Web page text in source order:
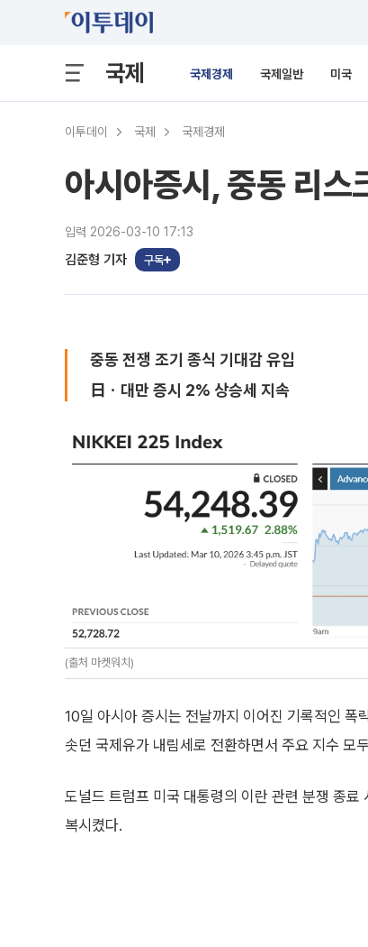
국제 국제경제 국제일반 미국
이투데이 국제 국제경제
아시아증시, 중동 리
입력 2026-03-10 17:13
김준형 기자 구독
중동 전쟁 조기 종식 기대감 유입
日ㆍ대만 증시 2% 상승세 지속
(출처 마켓워치)
10일 아시아 증시는 전날까지 이어진 기록적인 폭
솟던 국제유가 내림세로 전환하면서 주요 지수 모
도널드 트럼프 미국 대통령의 이란 관련 분쟁 종료
복시켰다.